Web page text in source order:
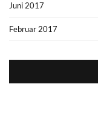
Juni 2017
Februar 2017